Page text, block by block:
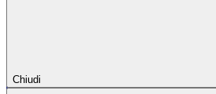
Chiudi